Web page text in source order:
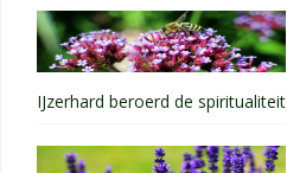
IJzerhard beroerd de spiritualiteit